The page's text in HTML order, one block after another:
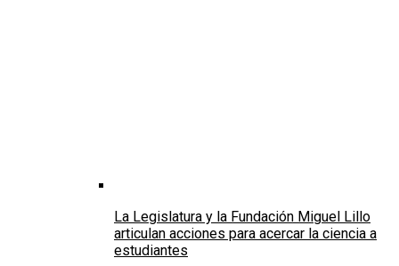
La Legislatura y la Fundación Miguel Lillo
articulan acciones para acercar la ciencia a
estudiantes